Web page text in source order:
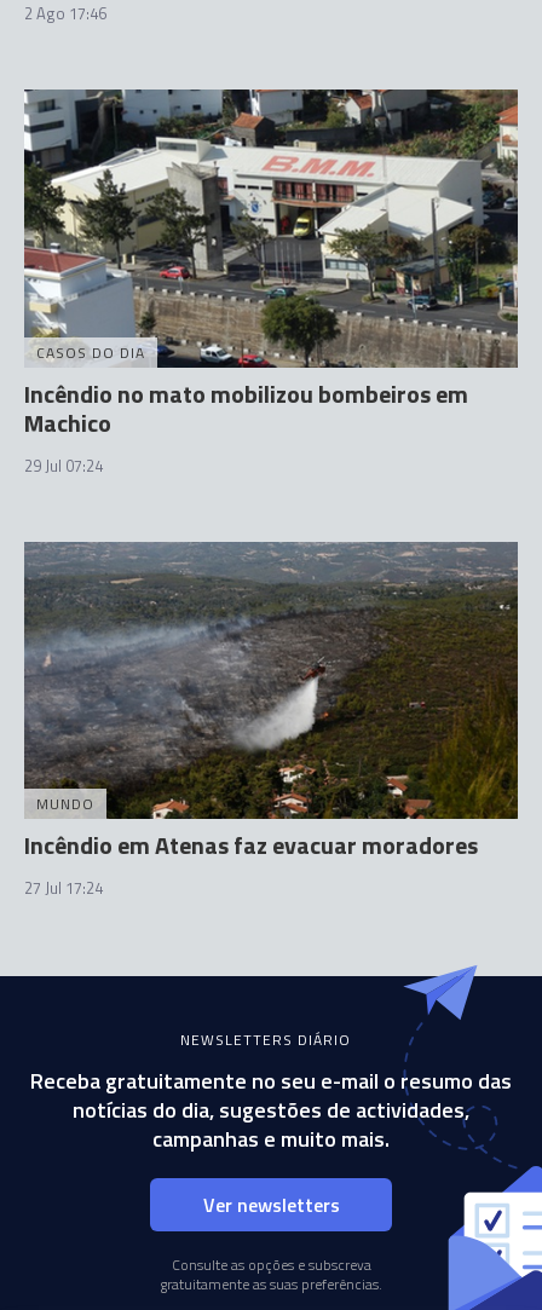
2 Ago 17:46
CASOS DO DIA
Incêndio no mato mobilizou bombeiros em
Machico
29 Jul 07:24
MUNDO
Incêndio em Atenas faz evacuar moradores
27 Jul 17:24
NEWSLETTERS DIÁRIO
Receba gratuitamente no seu e-mail o resumo das
notícias do dia, sugestões de actividades,
campanhas e muito mais.
Ver newsletters
Consulte as opções e subscreva
gratuitamente as suas preferências.